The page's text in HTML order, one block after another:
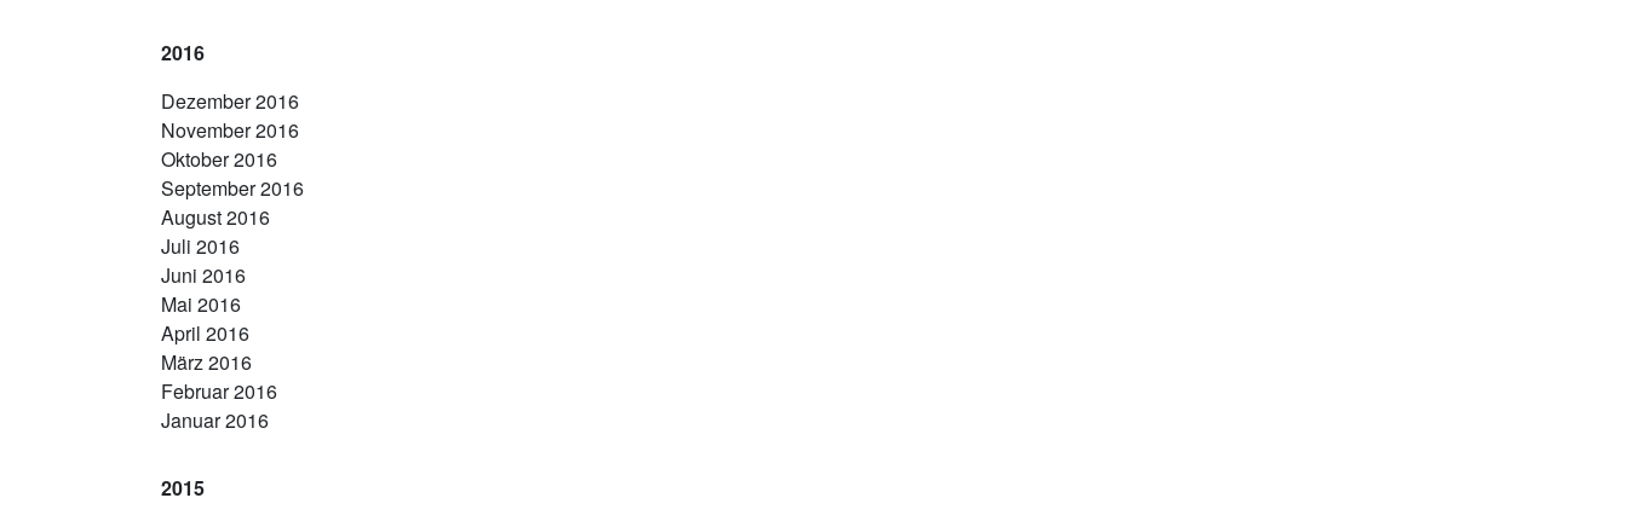
2016
Dezember 2016
November 2016
Oktober 2016
September 2016
August 2016
Juli 2016
Juni 2016
Mai 2016
April 2016
März 2016
Februar 2016
Januar 2016
2015